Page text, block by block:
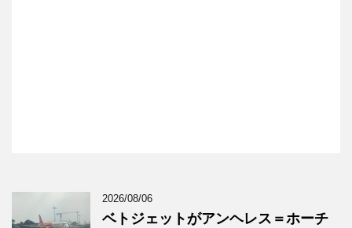
2026/08/06
ベトジェットがアンヘレス＝ホーチ